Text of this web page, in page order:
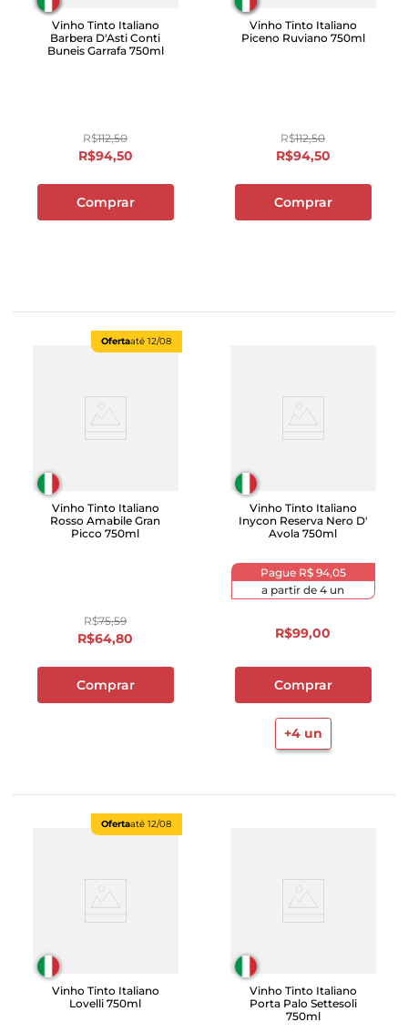
Vinho Tinto Italiano
Barbera D'Asti Conti
Buneis Garrafa 750ml
R$112,50
R$94,50
Comprar
Vinho Tinto Italiano
Piceno Ruviano 750ml
R$112,50
R$94,50
Comprar
Ofertaaté 12/08
Vinho Tinto Italiano
Rosso Amabile Gran
Picco 750ml
R$75,59
R$64,80
Comprar
Vinho Tinto Italiano
Inycon Reserva Nero D'
Avola 750ml
Pague R$ 94,05
a partir de 4 un
R$99,00
Comprar
+4un
Ofertaaté 12/08
Vinho Tinto Italiano
Lovelli 750ml
Vinho Tinto Italiano
Porta Palo Settesoli
750ml